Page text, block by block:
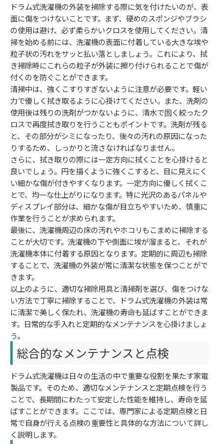
ドラム式洗濯機の外装を掃除する際に気を付けたいのが、表
面に傷をつけないことです。まず、硬めのスポンジやブラシ
の使用は避け、必ず柔らかいクロスを使用してください。清
掃を始める前には、洗濯機の表面に付着している大きな埃や
粒子状の汚れをサッと払い落としましょう。これにより、拭
き掃除時にこれらの粒子が外装に擦り付けられることで傷が
付くのを防ぐことができます。
清掃中は、強くこすりすぎないように注意が必要です。軽い
力で優しく拭き取るように心掛けてください。また、洗剤の
使用後は残りの洗剤がつかないように、清水で固く絞ったク
ロスで再度拭き取りを行うこともポイントです。洗剤が残る
と、その部分がシミになったり、後々の汚れの原因になった
りするため、しっかりと流さなければなりません。
さらに、拭き取りの際には一定方向に拭くことを心掛けると
良いでしょう。円を描くように強くこすると、目に見えにく
い細かな傷が付きやすくなります。一定方向に優しく拭くこ
とで、均一な仕上がりになります。特に光沢のあるパネルや
ディスプレイ部分は、細かな傷が目立ちやすいため、慎重に
作業を行うことが求められます。
最後に、洗濯機周辺の床の汚れやホコリもこまめに掃除する
ことが大切です。洗濯機の下や側面に埃が溜まると、それが
洗濯機本体に付着する原因となります。定期的に周辺も掃除
することで、洗濯機の外装が常に清潔な状態を保つことがで
きます。
以上のように、適切な掃除用具と清掃剤を選び、傷をつけな
い方法で丁寧に掃除することで、ドラム式洗濯機の外装は常
に清潔で美しく保たれ、洗濯機の寿命も延ばすことができま
す。日常的な手入れと定期的なメンテナンスを心掛けましょ
う。
総合的なメンテナンスと点検
ドラム式洗濯機は日々の生活の中で重要な役割を果たす家電
製品です。そのため、適切なメンテナンスと定期点検を行う
ことで、長期間にわたって安定した性能を維持し、寿命を延
ばすことができます。ここでは、専門家による定期点検と日
常で自身が行える点検の重要性と具体的な方法について詳し
く説明します。